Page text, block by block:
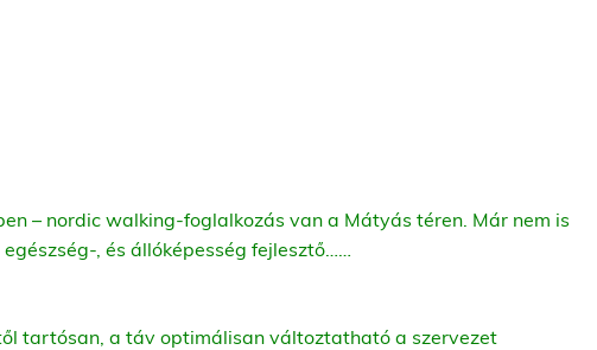
– nordic walking-foglalkozás van a Mátyás téren. Már nem is
, és állóképesség fejlesztő……
tartósan, a táv optimálisan változtatható a szervezet